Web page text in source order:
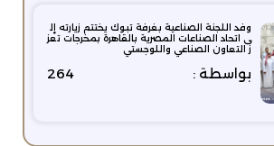
وفد اللجنة الصناعية بغرفة تبوك يختتم زيارته إل
ى اتحاد الصناعات المصرية بالقاهرة بمخرجات تعز
ز التعاون الصناعي واللوجستي
بواسطة : 264